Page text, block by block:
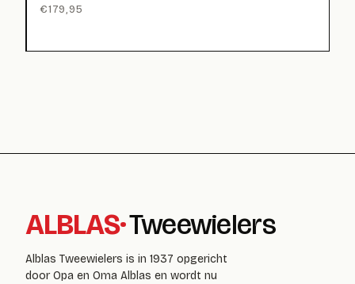
€179,95
ALBLAS·Tweewielers
Alblas Tweewielers is in 1937 opgericht
door Opa en Oma Alblas en wordt nu